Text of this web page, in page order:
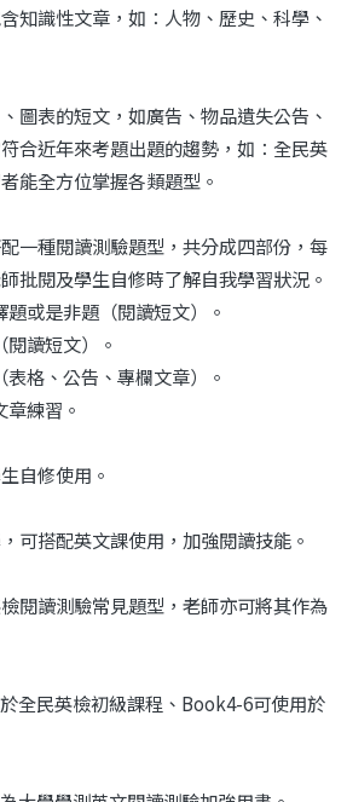
知識性文章，如：人物、歷史、科學、
圖表的短文，如廣告、物品遺失公告、
合近年來考題出題的趨勢，如：全民英
能全方位掌握各類題型。
一種閱讀測驗題型，共分成四部份，每
批閱及學生自修時了解自我學習狀況。
或是非題（閱讀短文）。
讀短文）。
格、公告、專欄文章）。
練習。
自修使用。
可搭配英文課使用，加強閱讀技能。
閱讀測驗常見題型，老師亦可將其作為
全民英檢初級課程、Book4-6可使用於